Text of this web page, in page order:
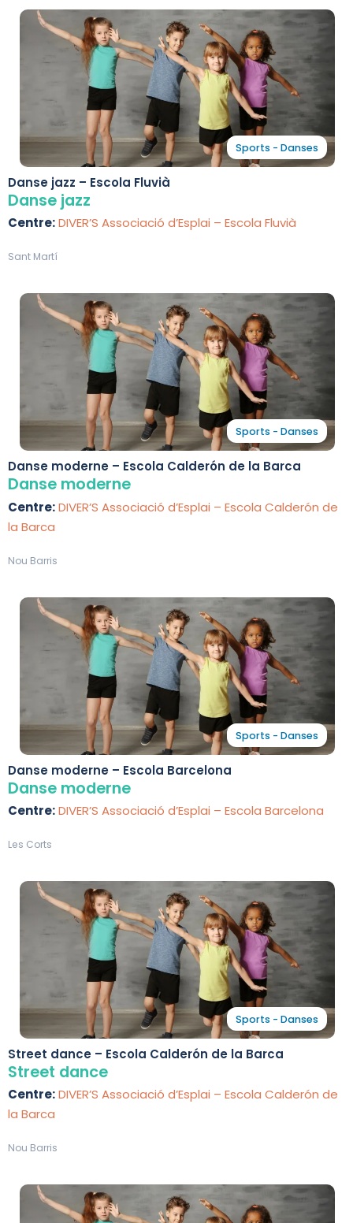
Sports - Danses
Danse jazz – Escola Fluvià
Danse jazz
Centre:DIVER’S Associació d’Esplai – Escola Fluvià
Sant Martí
Sports - Danses
Danse moderne – Escola Calderón de la Barca
Danse moderne
Centre:DIVER’S Associació d’Esplai – Escola Calderón de
la Barca
Nou Barris
Sports - Danses
Danse moderne – Escola Barcelona
Danse moderne
Centre:DIVER’S Associació d’Esplai – Escola Barcelona
Les Corts
Sports - Danses
Street dance – Escola Calderón de la Barca
Street dance
Centre:DIVER’S Associació d’Esplai – Escola Calderón de
la Barca
Nou Barris